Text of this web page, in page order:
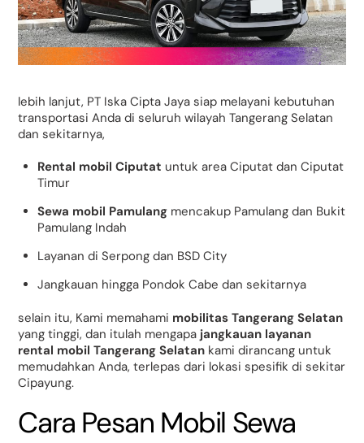
lebih lanjut, PT Iska Cipta Jaya siap melayani kebutuhan
transportasi Anda di seluruh wilayah Tangerang Selatan
dan sekitarnya,
Rental mobil Ciputat untuk area Ciputat dan Ciputat
Timur
Sewa mobil Pamulang mencakup Pamulang dan Bukit
Pamulang Indah
Layanan di Serpong dan BSD City
Jangkauan hingga Pondok Cabe dan sekitarnya
selain itu, Kami memahami mobilitas Tangerang Selatan
yang tinggi, dan itulah mengapa jangkauan layanan
rental mobil Tangerang Selatan kami dirancang untuk
memudahkan Anda, terlepas dari lokasi spesifik di sekitar
Cipayung.
Cara Pesan Mobil Sewa